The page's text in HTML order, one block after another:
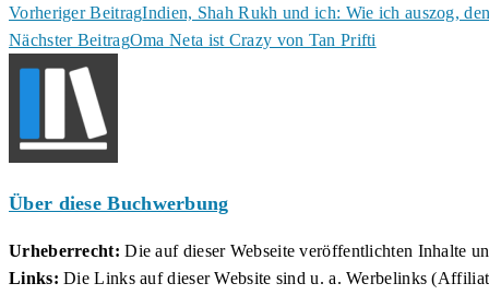
Weitere
Artikel
ansehen
Vorheriger BeitragIndien, Shah Rukh und ich: Wie ich auszog,
Nächster BeitragOma Neta ist Crazy von Tan Prifti
Über diese Buchwerbung
Urheberrecht: Die auf dieser Webseite veröffentlichten Inhalte
Links: Die Links auf dieser Website sind u. a. Werbelinks